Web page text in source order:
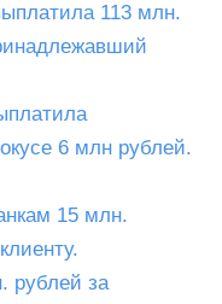
113 млн.
6 млн рублей.
15 млн.
рублей за